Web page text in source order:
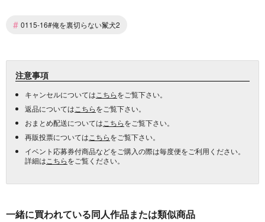
# 0115-16#俺を裏切らない鬣犬2
注意事項
キャンセルについては こちらをご覧下さい。
返品については こちらをご覧下さい。
おまとめ配送については こちらをご覧下さい。
再販投票については こちらをご覧下さい。
イベント応募券付商品などをご購入の際は毎度便をご利用ください。
詳細は こちらをご覧ください。
一緒に買われている同人作品または類似商品